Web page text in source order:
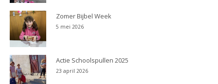
Zomer Bijbel Week
5 mei 2026
Actie Schoolspullen 2025
23 april 2026